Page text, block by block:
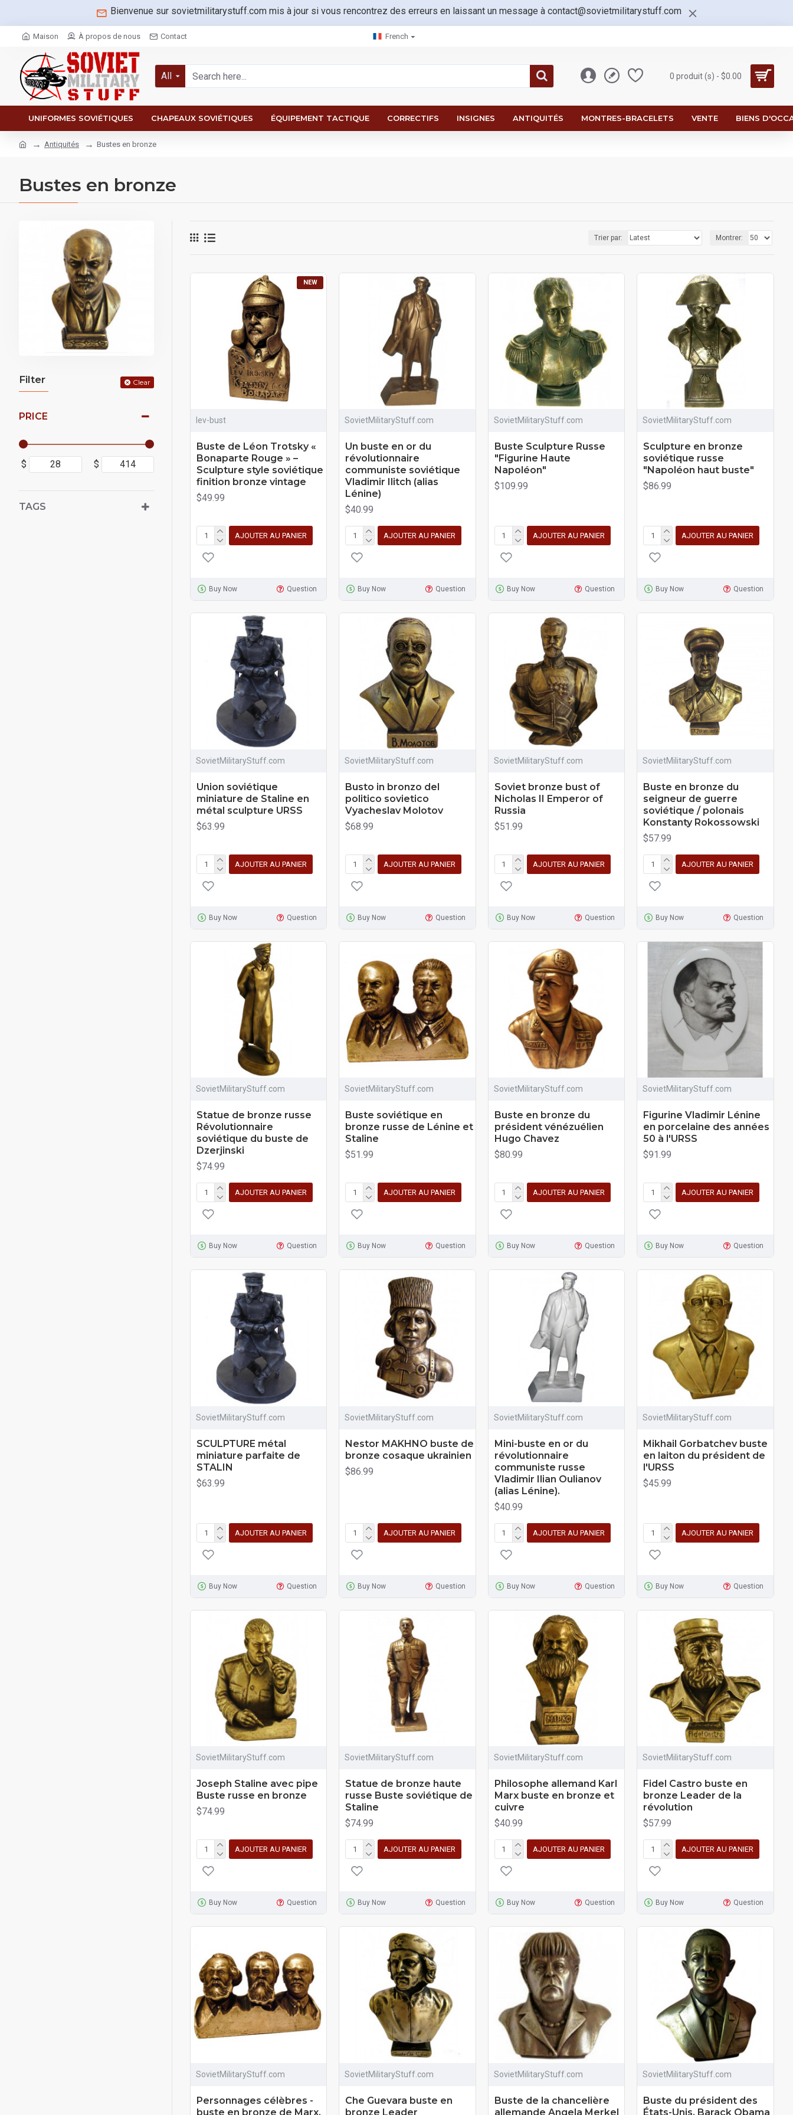
Bienvenue sur sovietmilitarystuff.com mis à jour si vous rencontrez des erreurs en laissant un message à contact@sovietmilitarystuff.com
Maison À propos de nous Contact French
All 0 produit (s) - $0.00
UNIFORMES SOVIÉTIQUES CHAPEAUX SOVIÉTIQUES ÉQUIPEMENT TACTIQUE CORRECTIFS INSIGNES ANTIQUITÉS MONTRES-BRACELETS VENTE BIENS
Antiquités Bustes en bronze
Bustes en bronze
Filter Clear
PRICE
$ $
TAGS
Trier par: Montrer:
NEW
lev-bust
Buste de Léon Trotsky «
Bonaparte Rouge » –
Sculpture style soviétique
finition bronze vintage
$49.99
AJOUTER AU PANIER
Buy Now Question
SovietMilitaryStuff.com
Un buste en or du
révolutionnaire
communiste soviétique
Vladimir Ilitch (alias
Lénine)
$40.99
AJOUTER AU PANIER
Buy Now Question
SovietMilitaryStuff.com
Buste Sculpture Russe
"Figurine Haute
Napoléon"
$109.99
AJOUTER AU PANIER
Buy Now Question
SovietMilitaryStuff.com
Sculpture en bronze
soviétique russe
"Napoléon haut buste"
$86.99
AJOUTER AU PANIER
Buy Now Question
SovietMilitaryStuff.com
Union soviétique
miniature de Staline en
métal sculpture URSS
$63.99
AJOUTER AU PANIER
Buy Now Question
SovietMilitaryStuff.com
Busto in bronzo del
politico sovietico
Vyacheslav Molotov
$68.99
AJOUTER AU PANIER
Buy Now Question
SovietMilitaryStuff.com
Soviet bronze bust of
Nicholas II Emperor of
Russia
$51.99
AJOUTER AU PANIER
Buy Now Question
SovietMilitaryStuff.com
Buste en bronze du
seigneur de guerre
soviétique / polonais
Konstanty Rokossowski
$57.99
AJOUTER AU PANIER
Buy Now Question
SovietMilitaryStuff.com
Statue de bronze russe
Révolutionnaire
soviétique du buste de
Dzerjinski
$74.99
AJOUTER AU PANIER
Buy Now Question
SovietMilitaryStuff.com
Buste soviétique en
bronze russe de Lénine et
Staline
$51.99
AJOUTER AU PANIER
Buy Now Question
SovietMilitaryStuff.com
Buste en bronze du
président vénézuélien
Hugo Chavez
$80.99
AJOUTER AU PANIER
Buy Now Question
SovietMilitaryStuff.com
Figurine Vladimir Lénine
en porcelaine des années
50 à l'URSS
$91.99
AJOUTER AU PANIER
Buy Now Question
SovietMilitaryStuff.com
SCULPTURE métal
miniature parfaite de
STALIN
$63.99
AJOUTER AU PANIER
Buy Now Question
SovietMilitaryStuff.com
Nestor MAKHNO buste de
bronze cosaque ukrainien
$86.99
AJOUTER AU PANIER
Buy Now Question
SovietMilitaryStuff.com
Mini-buste en or du
révolutionnaire
communiste russe
Vladimir Ilian Oulianov
(alias Lénine).
$40.99
AJOUTER AU PANIER
Buy Now Question
SovietMilitaryStuff.com
Mikhail Gorbatchev buste
en laiton du président de
l'URSS
$45.99
AJOUTER AU PANIER
Buy Now Question
SovietMilitaryStuff.com
Joseph Staline avec pipe
Buste russe en bronze
$74.99
AJOUTER AU PANIER
Buy Now Question
SovietMilitaryStuff.com
Statue de bronze haute
russe Buste soviétique de
Staline
$74.99
AJOUTER AU PANIER
Buy Now Question
SovietMilitaryStuff.com
Philosophe allemand Karl
Marx buste en bronze et
cuivre
$40.99
AJOUTER AU PANIER
Buy Now Question
SovietMilitaryStuff.com
Fidel Castro buste en
bronze Leader de la
révolution
$57.99
AJOUTER AU PANIER
Buy Now Question
SovietMilitaryStuff.com
Personnages célèbres -
buste en bronze de Marx,
SovietMilitaryStuff.com
Che Guevara buste en
bronze Leader
SovietMilitaryStuff.com
Buste de la chancelière
allemande Angela Merkel
SovietMilitaryStuff.com
Buste du président des
États-Unis, Barack Obama